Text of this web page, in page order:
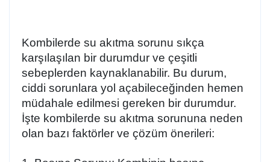
Kombilerde su akıtma sorunu sıkça
karşılaşılan bir durumdur ve çeşitli
sebeplerden kaynaklanabilir. Bu durum,
ciddi sorunlara yol açabileceğinden hemen
müdahale edilmesi gereken bir durumdur.
İşte kombilerde su akıtma sorununa neden
olan bazı faktörler ve çözüm önerileri: